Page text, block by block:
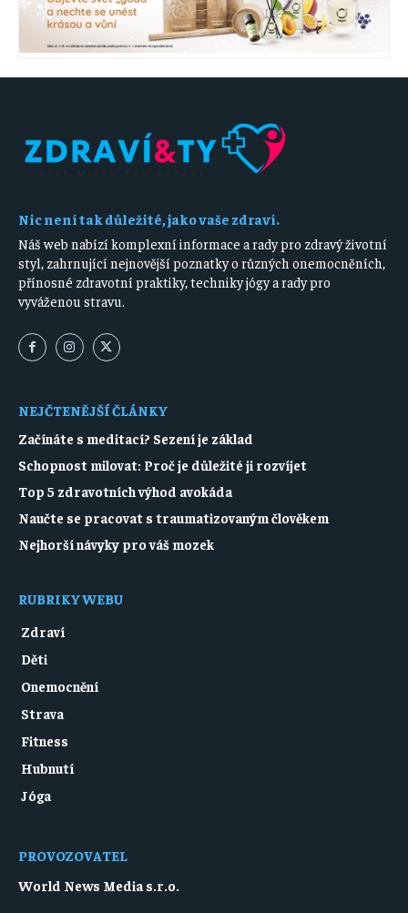
Nic není tak důležité, jako vaše zdraví.
Náš web nabízí komplexní informace a rady pro zdravý životní
styl, zahrnující nejnovější poznatky o různých onemocněních,
přínosné zdravotní praktiky, techniky jógy a rady pro
vyváženou stravu.
NEJČTENĚJŠÍ ČLÁNKY
Začínáte s meditací? Sezení je základ
Schopnost milovat: Proč je důležité ji rozvíjet
Top 5 zdravotních výhod avokáda
Naučte se pracovat s traumatizovaným člověkem
Nejhorší návyky pro váš mozek
RUBRIKY WEBU
Zdraví
Děti
Onemocnění
Strava
Fitness
Hubnutí
Jóga
PROVOZOVATEL
World News Media s.r.o.